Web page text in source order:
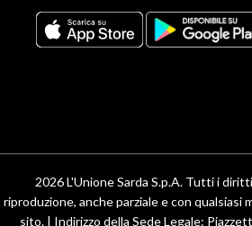
2026 L'Unione Sarda S.p.A. Tutti i
riproduzione, anche parziale e con qualsiasi
sito. | Indirizzo della Sede Legale: